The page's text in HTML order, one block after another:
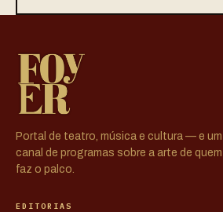
Portal de teatro, música e cultura — e um
canal de programas sobre a arte de quem
faz o palco.
EDITORIAS